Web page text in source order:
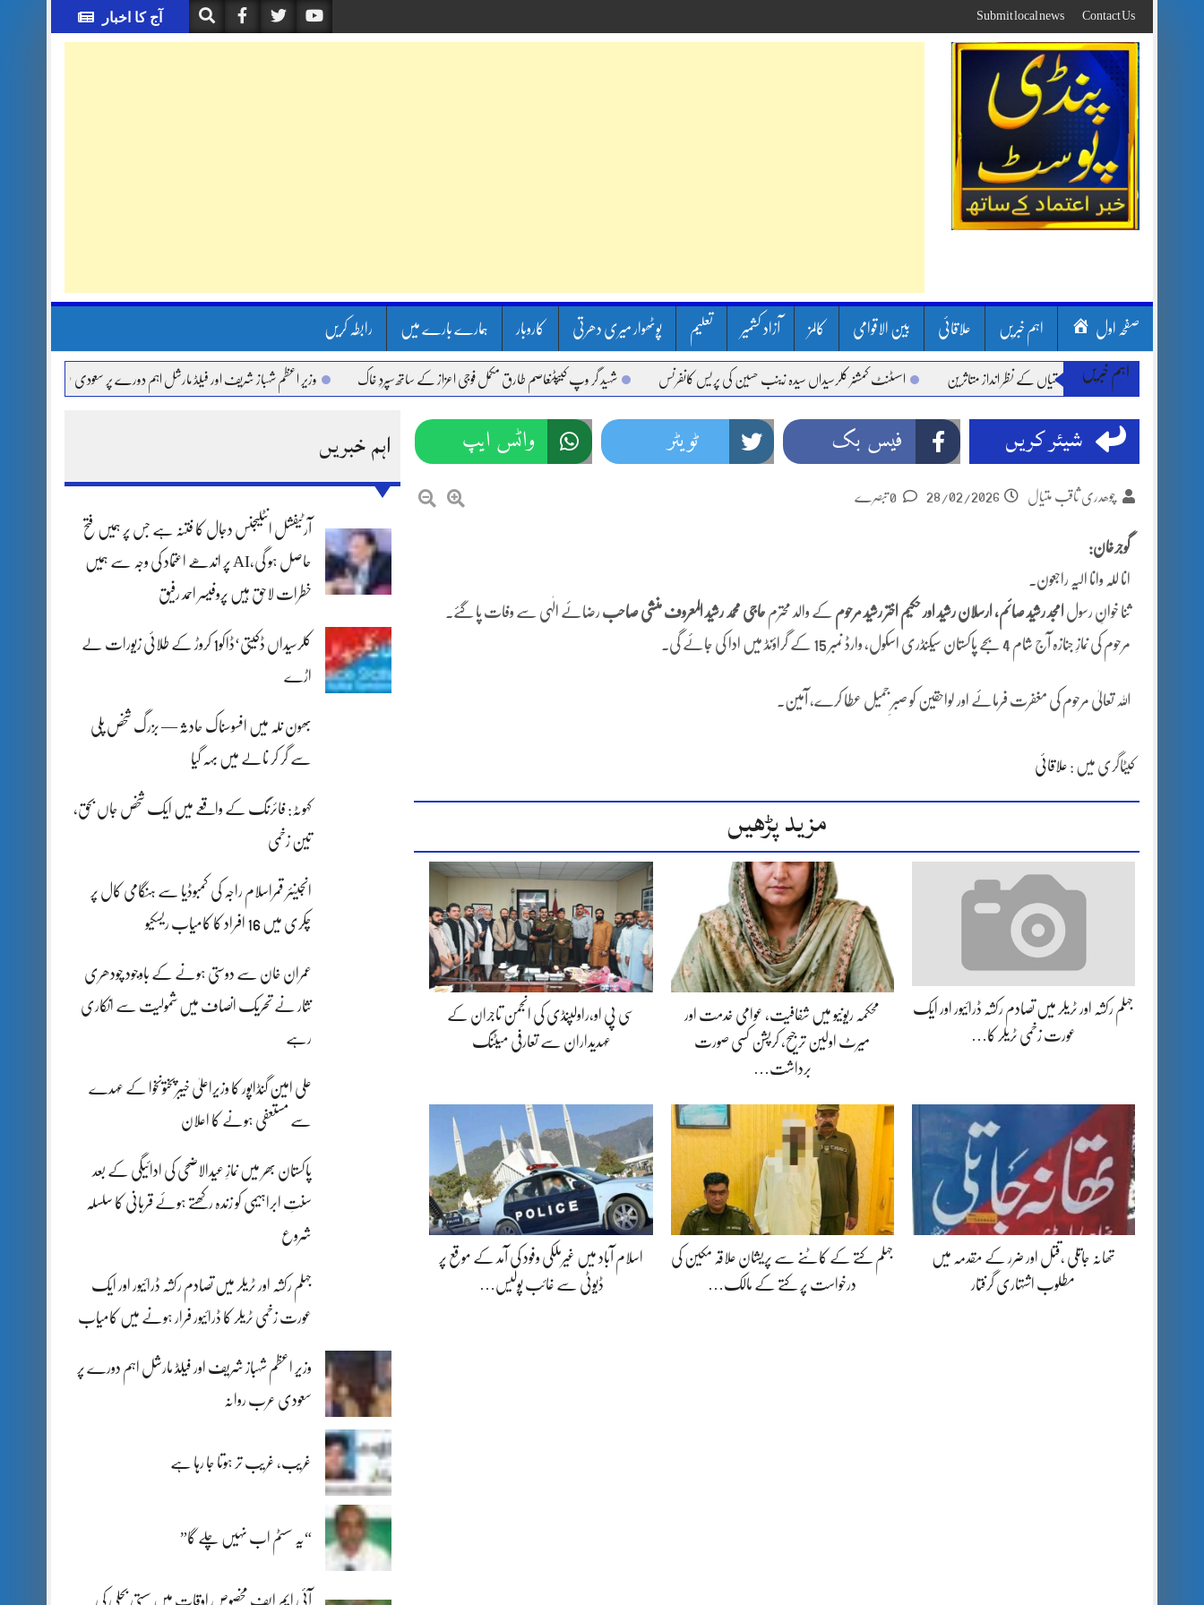
to
content
آج کا اخبار Contact Us
Submit local news
صفحہ اول اہم خبریں علاقائی بین الاقوامی کالمز آزاد کشمیر تعلیم پوٹھوار میری دھرتی کاروبار ہمارے بارے میں رابطہ کریں
اہم خبریں
لینڈ سلائیڈنگ اور کوٹلی ستیاں کے نظر انداز متاثرین اسسٹنٹ کمشنر کلرسیداں سیدہ زینب حسین کی پریس کانفرنس شہید گر وپ کیپٹنعاصم طارق مکمل فوجی اعزاز کے ساتھ سپردِ خاک وزیر اعظم شہباز شریف اور فیلڈ مارشل اہم دورے پر سعودی عرب روانہ
اہم خبریں
آرٹیفشل انٹلیجنس دجال کا فتنہ ہے جس پر ہمیں فتح
حاصل ہو گی،AI پر اندھے اعتماد کی وجہ سے ہمیں
خطرات لاحق ہیں پروفیسر احمد رفیق
کلرسیداں ڈکیتی‘ڈاکو1 کروڑ کے طلائی زیورات لے
اڑے
بھون نلہ میں افسوسناک حادثہ — بزرگ شخص پلی
سے گر کر نالے میں بہہ گیا
کہوٹہ: فائرنگ کے واقعے میں ایک شخص جاں بحق،
تین زخمی
انجینئر قمراسلام راجہ کی کمبوڈیا سے ہنگامی کال پر
چکری میں 16 افراد کا کامیاب ریسکیو
عمران خان سے دوستی ہونے کے باوجود چودھری
نثار نے تحریک انصاف میں شمولیت سے انکاری
رہے
علی امین گنڈاپور کا وزیراعلیٰ خیبرپختونخوا کے عہدے
سے مستعفی ہونے کا اعلان
پاکستان بھر میں نمازِ عیدالاضحی کی ادائیگی کے بعد
سنتِ ابراہیمی کو زندہ رکھتے ہوئے قربانی کا سلسلہ
شروع
جہلم رکشہ اور ٹریلر میں تصادم رکشہ ڈرائیور اور ایک
عورت زخمی ٹریلر کا ڈرائیور فرار ہونے میں کامیاب
وزیر اعظم شہباز شریف اور فیلڈ مارشل اہم دورے پر
سعودی عرب روانہ
غریب، غریب تر ہوتا جا رہا ہے
“یہ سسٹم اب نہیں چلے گا”
آئی ایم ایف مخصوص اوقات میں سستی بجلی کی
شیئر کریں فیس بک ٹویٹر واٹس ایپ
چوھدری ثاقب متیال 28/02/2026
گوجرخان:
انا للہ وانا الیہ راجعون۔
ثنا خوانِ رسولامجد رشید صائم، ارسلان رشید اور حکیم اختر رشید مرحوم کے والد محترم حاجی محمد رشید المعروف منشی صاحب رضائے الٰہی سے وفات پا گئے۔
مرحوم کی نمازِ جنازہ آج شام 4 بجے پاکستان سیکنڈری اسکول، وارڈ نمبر 15 کے گراؤنڈ میں ادا کی جائے گی۔
اللہ تعالیٰ مرحوم کی مغفرت فرمائے اور لواحقین کو صبرِ جمیل عطا کرے، آمین۔
کیٹاگری میں : علاقائی
مزید پڑھیں
جہلم رکشہ اور ٹریلر میں تصادم رکشہ ڈرائیور اور ایک
عورت زخمی ٹریلر کا…
محکمہ ریونیو میں شفافیت، عوامی خدمت اور
میرٹ اولین ترجیح، کرپشن کسی صورت
برداشت…
سی پی او،راولپنڈی کی انجمن تاجران کے
عہدیداران سے تعارفی میٹنگ
تھانہ جاتلی ،قتل اور ضرر کے مقدمہ میں
مطلوب اشتہاری گرفتار
جہلم کتے کے کاٹنے سے پریشان علاقہ مکین کی
درخواست پر کتے کے مالک…
اسلام آباد میں غیرملکی وفود کی آمد کے موقع پر
ڈیوٹی سے غائب پولیس…